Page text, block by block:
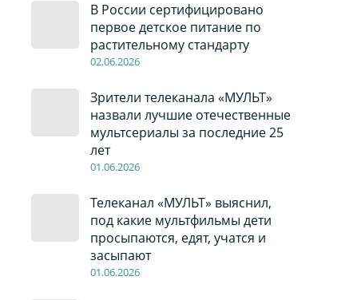
В России сертифицировано
первое детское питание по
растительному стандарту
02.06.2026
Зрители телеканала «МУЛЬТ»
назвали лучшие отечественные
мультсериалы за последние 25
лет
01.06.2026
Телеканал «МУЛЬТ» выяснил,
под какие мультфильмы дети
просыпаются, едят, учатся и
засыпают
01.06.2026